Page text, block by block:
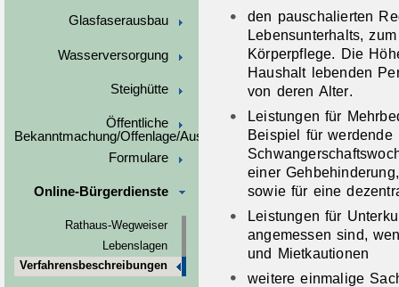
Glasfaserausbau
Wasserversorgung
Steighütte
Öffentliche
Bekanntmachung/Offenlage/Ausschreibungen
Formulare
Online-Bürgerdienste
Rathaus-Wegweiser
Lebenslagen
Verfahrensbeschreibungen
den pauschalierten
Lebensunterhalts,
Körperpflege. Die
Haushalt lebenden
von deren Alter.
Leistungen für
Beispiel für werdende
einer
sowie für eine
Leistungen für
angemessen sind,
und Mietkautionen
weitere einmalige